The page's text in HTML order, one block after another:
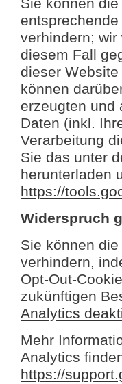
Sie können
verhindern;
diesem Fall
dieser
können
erzeugten und
Daten (inkl.
Verarbeitung
Sie das unter
herunterladen
https://
Widerspruch
Sie können
verhindern,
Opt-Out-
zukünftigen
Analytics
Mehr
Analytics
https://